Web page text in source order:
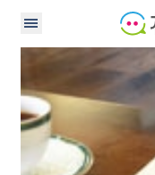
税理士